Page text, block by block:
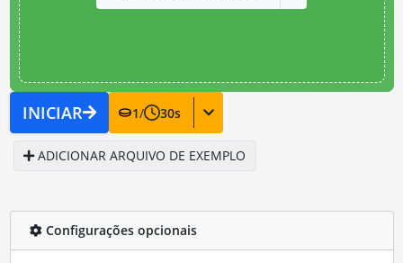
INICIAR 1/ 30s
ADICIONAR ARQUIVO DE EXEMPLO
Configurações opcionais